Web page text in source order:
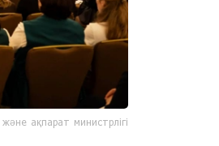
ақпарат министрлігі